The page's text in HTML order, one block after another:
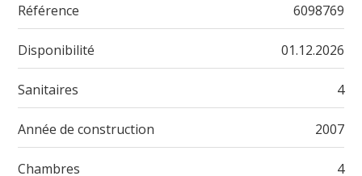
Référence 6098769
Disponibilité 01.12.2026
Sanitaires 4
Année de construction 2007
Chambres 4